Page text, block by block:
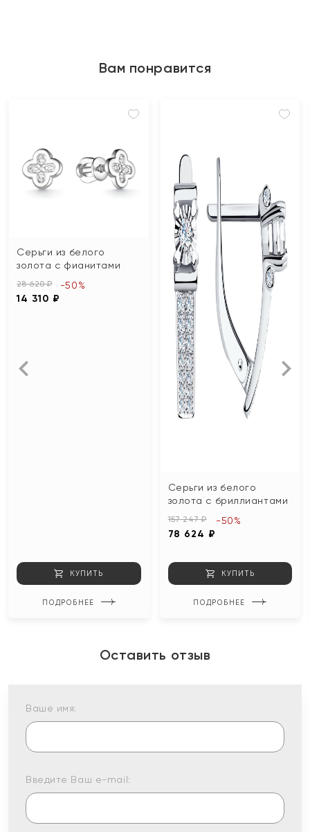
Вам понравится
Серьги из белого
золота с фианитами
28 620 ₽
14 310 ₽
-50%
КУПИТЬ
ПОДРОБНЕЕ
Серьги из белого
золота с бриллиантами
157 247 ₽
78 624 ₽
-50%
КУПИТЬ
ПОДРОБНЕЕ
Оставить отзыв
Ваше имя:
Введите Ваш e-mail: